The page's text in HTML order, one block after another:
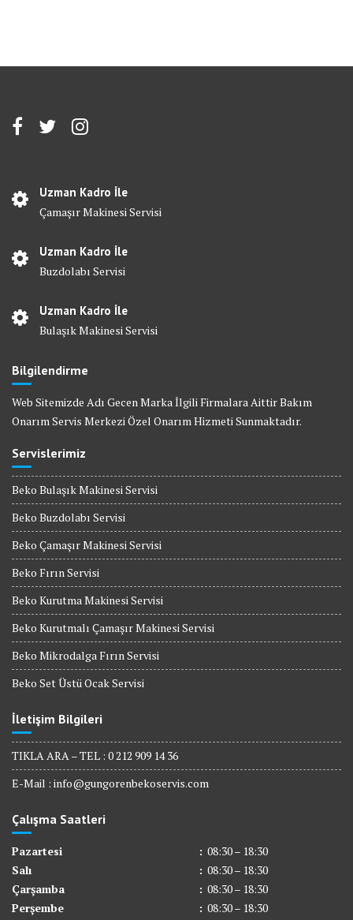
Uzman Kadro İle
Çamaşır Makinesi Servisi
Uzman Kadro İle
Buzdolabı Servisi
Uzman Kadro İle
Bulaşık Makinesi Servisi
Bilgilendirme
Web Sitemizde Adı Gecen Marka İlgili Firmalara Aittir Bakım
Onarım Servis Merkezi Özel Onarım Hizmeti Sunmaktadır.
Servislerimiz
Beko Bulaşık Makinesi Servisi
Beko Buzdolabı Servisi
Beko Çamaşır Makinesi Servisi
Beko Fırın Servisi
Beko Kurutma Makinesi Servisi
Beko Kurutmalı Çamaşır Makinesi Servisi
Beko Mikrodalga Fırın Servisi
Beko Set Üstü Ocak Servisi
İletişim Bilgileri
TIKLA ARA – TEL : 0 212 909 14 36
E-Mail : info@gungorenbekoservis.com
Çalışma Saatleri
Pazartesi : 08:30 – 18:30
Salı
: 08:30 – 18:30
Çarşamba
: 08:30 – 18:30
Perşembe
: 08:30 – 18:30